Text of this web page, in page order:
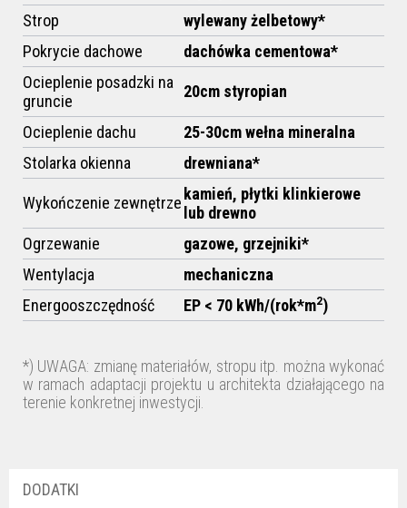
Strop
wylewany żelbetowy*
Pokrycie dachowe
dachówka cementowa*
Ocieplenie posadzki na
gruncie
20cm styropian
Ocieplenie dachu 25-30cmwełna mineralna
Stolarka okienna
drewniana*
Wykończenie zewnętrzekamień, płytki klinkierowe
lub drewno
Ogrzewanie
gazowe, grzejniki*
Wentylacja
mechaniczna
Energooszczędność
EP < 70 kWh/(rok*m2)
*) UWAGA: zmianę materiałów, stropu itp. można wykonać
w ramach adaptacji projektu u architekta działającego na
terenie konkretnej inwestycji.
DODATKI